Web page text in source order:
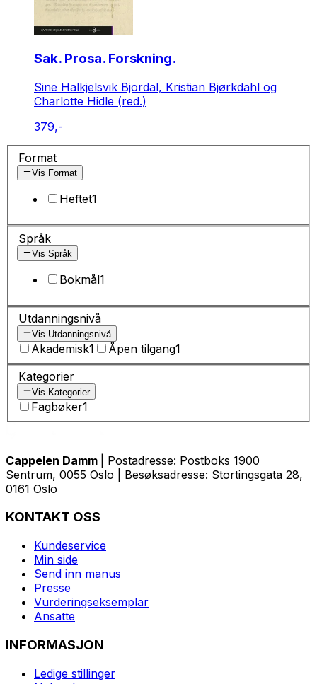
Sak. Prosa. Forskning.
Sine Halkjelsvik Bjordal, Kristian Bjørkdahl og
Charlotte Hidle (red.)
379,-
Format
Vis Format
Heftet1
Språk
Vis Språk
Bokmål1
Utdanningsnivå
Vis Utdanningsnivå
Akademisk1 Åpen tilgang1
Kategorier
Vis Kategorier
Fagbøker1
Cappelen Damm
| Postadresse: Postboks 1900
Sentrum, 0055 Oslo | Besøksadresse: Stortingsgata 28,
0161 Oslo
KONTAKT OSS
Kundeservice
Min side
Send inn manus
Presse
Vurderingseksemplar
Ansatte
INFORMASJON
Ledige stillinger